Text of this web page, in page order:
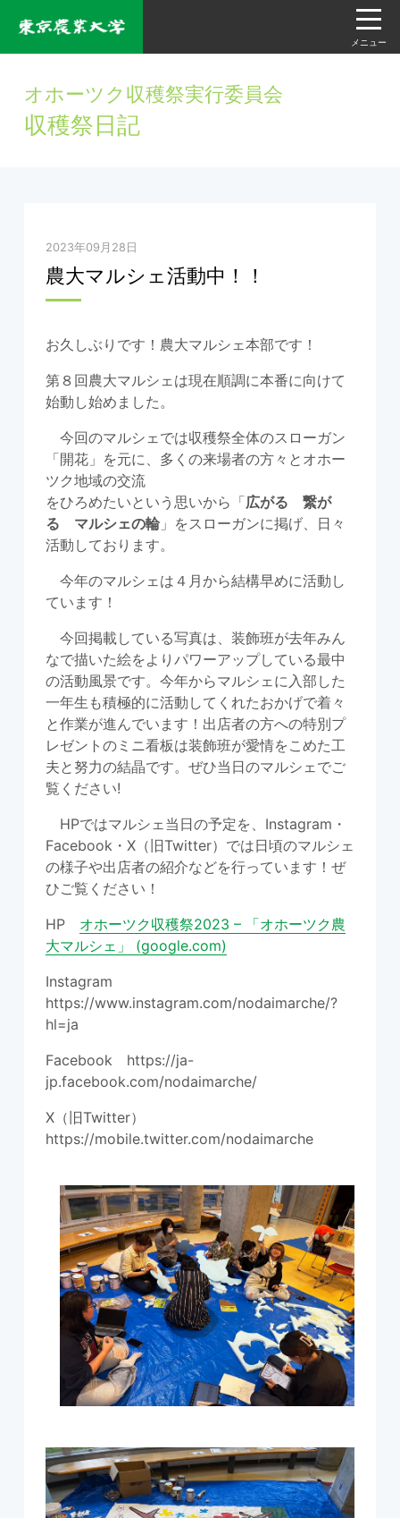
最近の投稿
2025年10月11日
arrow_forward
収穫祭まであと2日！
arrow_forward
2025年10月9日
arrow_forward
2025年10月8日
収穫祭まであと４日！
arrow_forward
収穫祭まであと５日！
arrow_forward
2025
2019
2018
2017
2016
2015
2013
2012
メニュー
オホーツク収穫祭実行委員会
収穫祭日記
2023年09月28日
農大マルシェ活動中！！
お久しぶりです！農大マルシェ本部です！
第８回農大マルシェは現在順調に本番に向けて
始動し始めました。
今回のマルシェでは収穫祭全体のスローガン
「開花」を元に、多くの来場者の方々とオホー
ツク地域の交流
をひろめたいという思いから「広がる 繋が
る マルシェの輪」をスローガンに掲げ、日々
活動しております。
今年のマルシェは４月から結構早めに活動し
ています！
今回掲載している写真は、装飾班が去年みん
なで描いた絵をよりパワーアップしている最中
の活動風景です。今年からマルシェに入部した
一年生も積極的に活動してくれたおかげで着々
と作業が進んでいます！出店者の方への特別プ
レゼントのミニ看板は装飾班が愛情をこめた工
夫と努力の結晶です。ぜひ当日のマルシェでご
覧ください!
HPではマルシェ当日の予定を、Instagram・
Facebook・X（旧Twitter）では日頃のマルシェ
の様子や出店者の紹介などを行っています！ぜ
ひご覧ください！
HP オホーツク収穫祭2023 – 「オホーツク農
大マルシェ」 (google.com)
Instagram
https://www.instagram.com/nodaimarche/?
hl=ja
Facebook https://ja-
jp.facebook.com/nodaimarche/
X（旧Twitter）
https://mobile.twitter.com/nodaimarche